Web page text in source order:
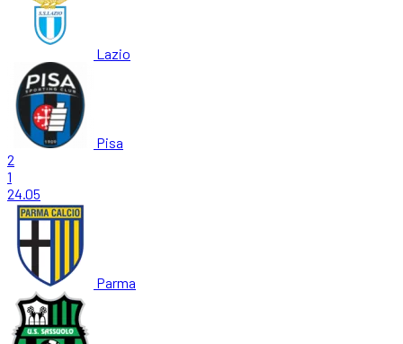
Lazio
Pisa
2
1
24.05
Parma